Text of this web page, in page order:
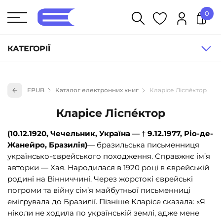
КАТЕГОРІЇ
Книги для дітей (836)
Книги для підлітків (240)
Науково-популярна література (1015)
Навчальна література та посібники (527)
Енциклопедії, довідники, словники (55)
Подарункові сертифікати (1)
0
EPUB Каталог електронних книг Кларісе Ліспéктор
Кларісе Ліспéктор
(10.12.1920, Чечельник, Україна — † 9.12.1977, Ріо-де-
Жанейро, Бразилія)— бразильська письменниця
українсько-єврейського походження. Справжнє ім’я
авторки — Хая. Народилася в 1920 році в єврейській
родині на Вінниччині. Через жорстокі єврейські
погроми та війну сім’я майбутньої письменниці
емігрувала до Бразилії. Пізніше Кларісе сказала: «Я
ніколи не ходила по українській землі, адже мене